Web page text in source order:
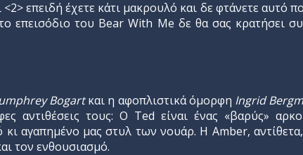
επειδή έχετε κάτι μακρουλό και δε φτάνετε αυτό
επεισόδιο του Bear With Me δε θα σας κρατήσει
Bogartκαι η αφοπλιστικά όμορφη Ingrid
αντιθέσεις τους: Ο Ted είναι ένας «βαρύς»
αγαπημένο μας στυλ των νουάρ. Η Amber,
τον ενθουσιασμό.